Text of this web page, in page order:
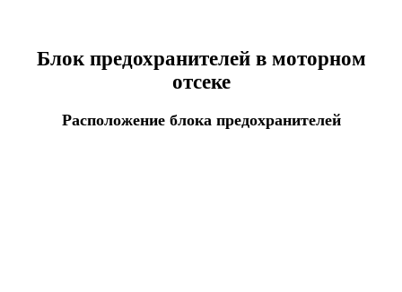
Блок предохранителей в моторном
отсеке
Расположение блока предохранителей